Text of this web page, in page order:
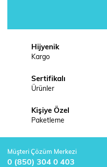
Hijyenik
Kargo
Sertifikalı
Ürünler
Kişiye Özel
Paketleme
Müşteri Çözüm Merkezi
0 (850) 304 0 403